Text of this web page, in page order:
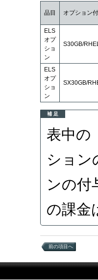
品目 オプション
ELS
オプ
ショ
ン
S30GB/
ELS
オプ
ショ
ン
SX30GB/
補 足
表中の
ション
ンの付
の課金
前の項目へ